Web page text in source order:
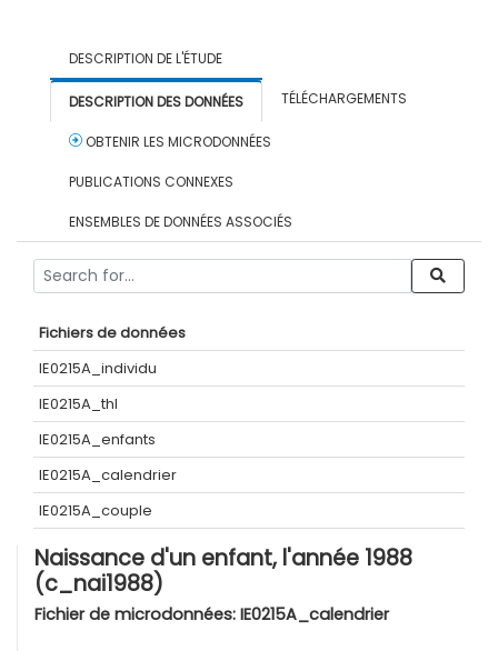
DESCRIPTION DE L'ÉTUDE
DESCRIPTION DES DONNÉES TÉLÉCHARGEMENTS
OBTENIR LES MICRODONNÉES
PUBLICATIONS CONNEXES
ENSEMBLES DE DONNÉES ASSOCIÉS
Fichiers de données
IE0215A_individu
IE0215A_thl
IE0215A_enfants
IE0215A_calendrier
IE0215A_couple
Naissance d'un enfant, l'année 1988
(c_nai1988)
Fichier de microdonnées: IE0215A_calendrier